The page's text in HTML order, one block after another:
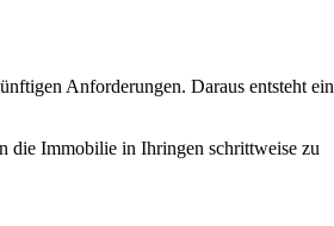
Anforderungen. Daraus entsteht ein
die Immobilie in Ihringen schrittweise zu